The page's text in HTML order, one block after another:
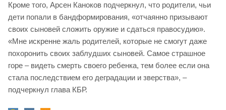
Кроме того, Арсен Каноков подчеркнул, что родители, чьи
дети попали в бандформирования, «отчаянно призывают
своих сыновей сложить оружие и сдаться правосудию».
«Мне искренне жаль родителей, которые не смогут даже
похоронить своих заблудших сыновей. Самое страшное
горе – видеть смерть своего ребенка, тем более если она
стала последствием его деградации и зверства», –
подчеркнул глава КБР.